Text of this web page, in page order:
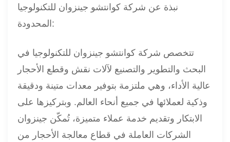
نبذة عن شركة كوانتشو جينزوان للتكنولوجيا
المحدودة:
تتخصص شركة كوانتشو جينزوان للتكنولوجيا في
البحث والتطوير والتصنيع لآلات نقش وقطع الأحجار
عالية الأداء، وهي ملتزمة بتوفير معدات متينة ودقيقة
وذكية لعملائها في جميع أنحاء العالم. وبتركيزها على
الابتكار وتقديم خدمة عملاء متميزة، تُمكّن جينزوان
الشركات العاملة في قطاع معالجة الأحجار من